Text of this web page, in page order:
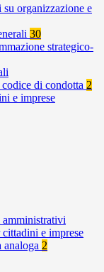
organizzazione e
30
strategico-
di condotta 2
e imprese
amministrativi
e imprese
2